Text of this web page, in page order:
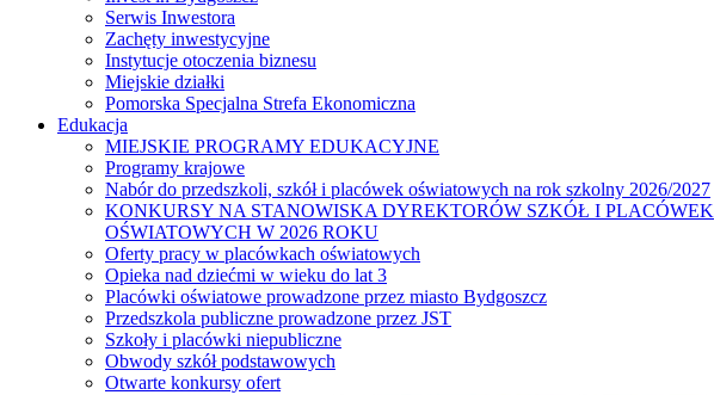
Serwis Inwestora
Zachęty inwestycyjne
Instytucje otoczenia biznesu
Miejskie działki
Pomorska Specjalna Strefa Ekonomiczna
Edukacja
MIEJSKIE PROGRAMY EDUKACYJNE
Programy krajowe
Nabór do przedszkoli, szkół i placówek oświatowych na rok szkolny 2026/2027
KONKURSY NA STANOWISKA DYREKTORÓW SZKÓŁ I PLACÓWEK
OŚWIATOWYCH W 2026 ROKU
Oferty pracy w placówkach oświatowych
Opieka nad dziećmi w wieku do lat 3
Placówki oświatowe prowadzone przez miasto Bydgoszcz
Przedszkola publiczne prowadzone przez JST
Szkoły i placówki niepubliczne
Obwody szkół podstawowych
Otwarte konkursy ofert